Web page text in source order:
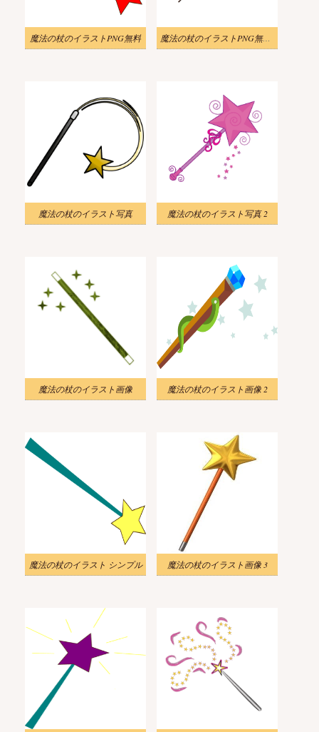
魔法の杖のイラストPNG無料 魔法の杖のイラストPNG無料 2
魔法の杖のイラスト写真 魔法の杖のイラスト写真 2
魔法の杖のイラスト画像 魔法の杖のイラスト画像 2
魔法の杖のイラスト シンプル 魔法の杖のイラスト画像 3